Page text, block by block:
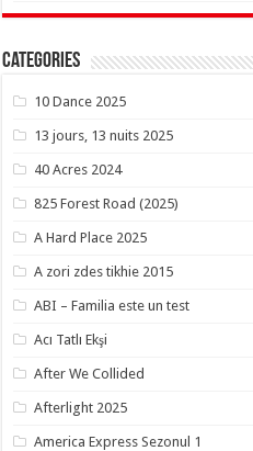
Categories
10 Dance 2025
13 jours, 13 nuits 2025
40 Acres 2024
825 Forest Road (2025)
A Hard Place 2025
A zori zdes tikhie 2015
ABI – Familia este un test
Acı Tatlı Ekşi
After We Collided
Afterlight 2025
America Express Sezonul 1